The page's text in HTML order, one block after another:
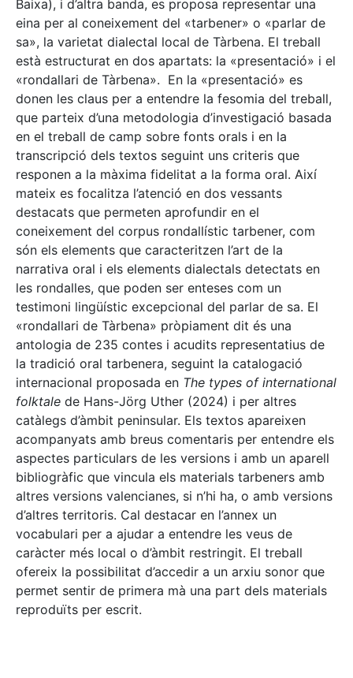
Baixa), i d’altra banda, es proposa representar una
eina per al coneixement del «tarbener» o «parlar de
sa», la varietat dialectal local de Tàrbena. El treball
està estructurat en dos apartats: la «presentació» i el
«rondallari de Tàrbena». En la «presentació» es
donen les claus per a entendre la fesomia del treball,
que parteix d’una metodologia d’investigació basada
en el treball de camp sobre fonts orals i en la
transcripció dels textos seguint uns criteris que
responen a la màxima fidelitat a la forma oral. Així
mateix es focalitza l’atenció en dos vessants
destacats que permeten aprofundir en el
coneixement del corpus rondallístic tarbener, com
són els elements que caracteritzen l’art de la
narrativa oral i els elements dialectals detectats en
les rondalles, que poden ser enteses com un
testimoni lingüístic excepcional del parlar de sa. El
«rondallari de Tàrbena» pròpiament dit és una
antologia de 235 contes i acudits representatius de
la tradició oral tarbenera, seguint la catalogació
internacional proposada en The types of international
folktale de Hans-Jörg Uther (2024) i per altres
catàlegs d’àmbit peninsular. Els textos apareixen
acompanyats amb breus comentaris per entendre els
aspectes particulars de les versions i amb un aparell
bibliogràfic que vincula els materials tarbeners amb
altres versions valencianes, si n’hi ha, o amb versions
d’altres territoris. Cal destacar en l’annex un
vocabulari per a ajudar a entendre les veus de
caràcter més local o d’àmbit restringit. El treball
ofereix la possibilitat d’accedir a un arxiu sonor que
permet sentir de primera mà una part dels materials
reproduïts per escrit.